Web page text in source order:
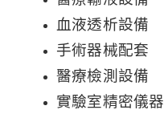
血液透析設備
手術器械配套
醫療檢測設備
實驗室精密儀器